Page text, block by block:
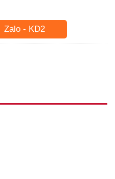
Zalo - KD2